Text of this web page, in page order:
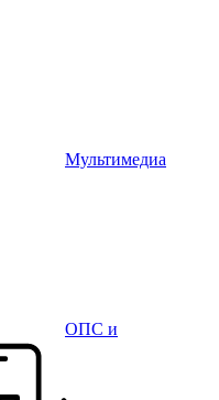
Мультимедиа
ОПС и